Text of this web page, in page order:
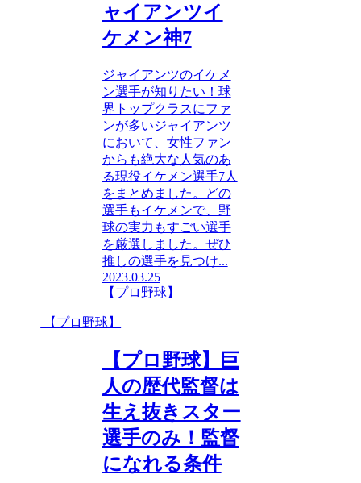
ャイアンツイ
ケメン神7
ジャイアンツのイケメ
ン選手が知りたい！球
界トップクラスにファ
ンが多いジャイアンツ
において、女性ファン
からも絶大な人気のあ
る現役イケメン選手7人
をまとめました。どの
選手もイケメンで、野
球の実力もすごい選手
を厳選しました。ぜひ
推しの選手を見つけ...
2023.03.25
【プロ野球】
【プロ野球】
【プロ野球】巨
人の歴代監督は
生え抜きスター
選手のみ！監督
になれる条件